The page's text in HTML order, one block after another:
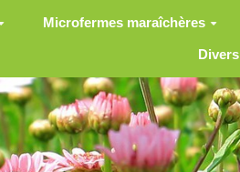
Microfermes maraîchères
Divers